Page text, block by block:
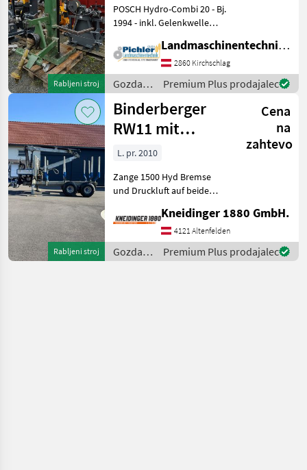
Rabljeni stroj
POSCH Hydro-Combi 20 - Bj.
1994 - inkl. Gelenkwelle
Zustand! Der Holzspalter
der Marke Posch, Modell
POSCH Hydro-Combi 20, ist
ein
Landmaschinentechnik Pichler GmbH
2860 Kirchschlag
Gozdarska
in
lesarska
mehanizacija
/ Posch
Premium Plus prodajalec
Rabljeni stroj
Binderberger
RW11 mit
FK7200
Cena
na
zahtevo
L. pr. 2010
Zange 1500 Hyd Bremse
und Druckluft auf beide
Eigenversorgung Pumpe
Neu Gelenkwelle
Obenanhängung
Zulassungsschein ohne
Kneidinger 1880 GmbH.
4121 Altenfelden
Gozdarska
in
Premium Plus prodajalec